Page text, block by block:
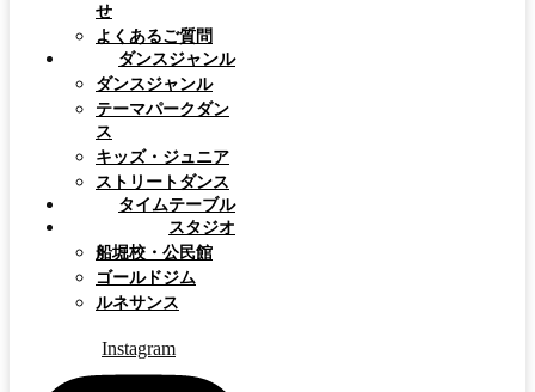
せ
よくあるご質問
ダンスジャンル
ダンスジャンル
テーマパークダン
ス
キッズ・ジュニア
ストリートダンス
タイムテーブル
スタジオ
船堀校・公民館
ゴールドジム
ルネサンス
Instagram